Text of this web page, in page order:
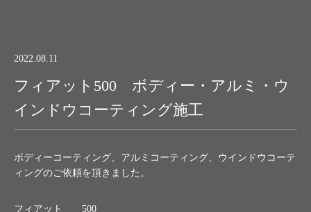
2022.08.11
フィアット500 ボディー・アルミ・ウ
インドウコーティング施工
ボディーコーティング、アルミコーティング、ウインドウコーテ
ィングのご依頼を頂きました。
フィアット 500